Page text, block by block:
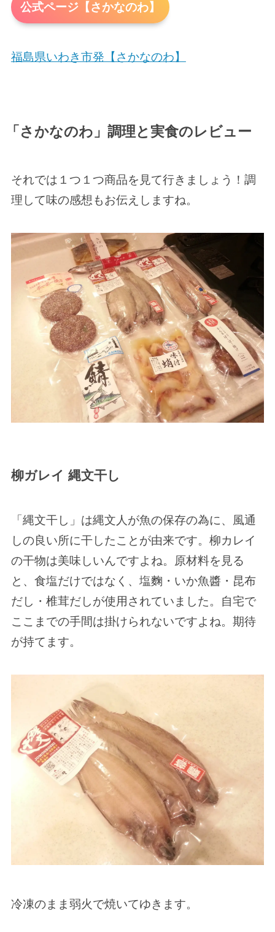
公式ページ【さかなのわ】
福島県いわき市発【さかなのわ】
「さかなのわ」調理と実食のレビュー
それでは１つ１つ商品を見て行きましょう！調
理して味の感想もお伝えしますね。
柳ガレイ 縄文干し
「縄文干し」は縄文人が魚の保存の為に、風通
しの良い所に干したことが由来です。柳カレイ
の干物は美味しいんですよね。原材料を見る
と、食塩だけではなく、塩麴・いか魚醬・昆布
だし・椎茸だしが使用されていました。自宅で
ここまでの手間は掛けられないですよね。期待
が持てます。
冷凍のまま弱火で焼いてゆきます。